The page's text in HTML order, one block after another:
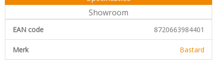
Showroom
EAN code 8720663984401
Merk Bastard